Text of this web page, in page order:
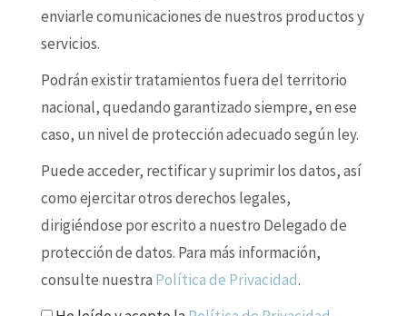
enviarle comunicaciones de nuestros productos y
servicios.
Podrán existir tratamientos fuera del territorio
nacional, quedando garantizado siempre, en ese
caso, un nivel de protección adecuado según ley.
Puede acceder, rectificar y suprimir los datos, así
como ejercitar otros derechos legales,
dirigiéndose por escrito a nuestro Delegado de
protección de datos. Para más información,
consulte nuestra Política de Privacidad.